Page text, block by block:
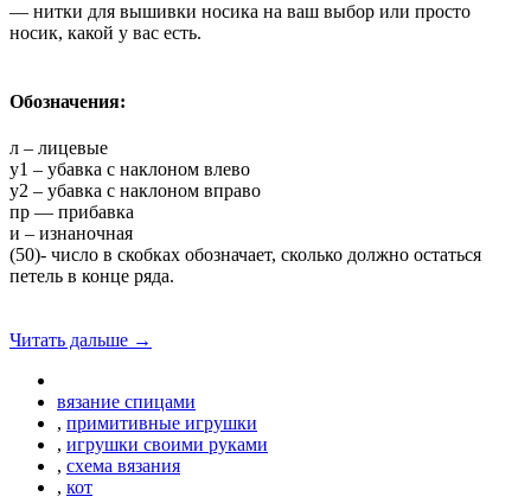
— нитки для вышивки носика на ваш выбор или просто
носик, какой у вас есть.
Обозначения:
л – лицевые
у1 – убавка с наклоном влево
у2 – убавка с наклоном вправо
пр — прибавка
и – изнаночная
(50)- число в скобках обозначает, сколько должно остаться
петель в конце ряда.
Читать дальше →
вязание спицами
, примитивные игрушки
, игрушки своими руками
, схема вязания
, кот